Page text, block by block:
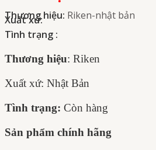
Thương hiệu: Riken-nhật bản
Xuất xứ:
Tình trạng :
Thương hiệu: Riken
Xuất xứ: Nhật Bản
Tình trạng: Còn hàng
Sản phẩm chính hãng